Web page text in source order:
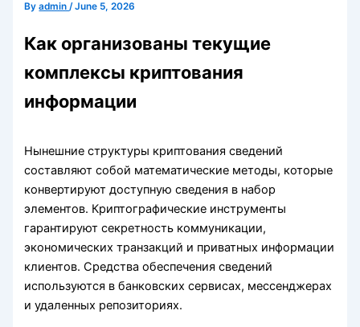
Byadmin/June 5, 2026
Как организованы текущие
комплексы криптования
информации
Нынешние структуры криптования сведений
составляют собой математические методы, которые
конвертируют доступную сведения в набор
элементов. Криптографические инструменты
гарантируют секретность коммуникации,
экономических транзакций и приватных информации
клиентов. Средства обеспечения сведений
используются в банковских сервисах, мессенджерах
и удаленных репозиториях.